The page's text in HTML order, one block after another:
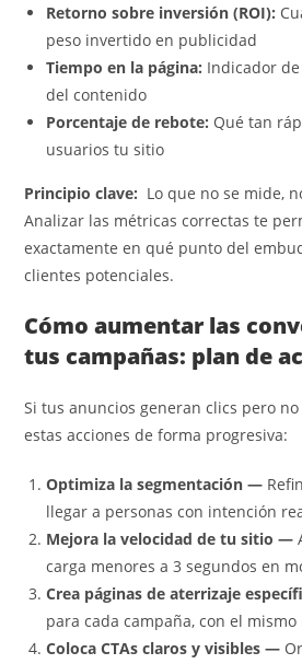
Retorno sobre inversión (ROI):
peso invertido en publicidad
Tiempo en la página: Indicador
del contenido
Porcentaje de rebote: Qué tan
usuarios tu sitio
Principio clave: Lo que no se mide,
Analizar las métricas correctas te
exactamente en qué punto del
clientes potenciales.
Cómo aumentar las
tus campañas: plan de
Si tus anuncios generan clics pero
estas acciones de forma progresiva:
Optimiza la segmentación —
llegar a personas con intención
Mejora la velocidad de tu sitio —
carga menores a 3 segundos en
Crea páginas de aterrizaje
para cada campaña, con el
Coloca CTAs claros y visibles —